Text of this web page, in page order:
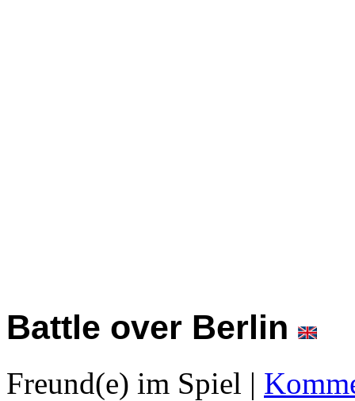
Battle over Berlin
Freund(e) im Spiel |